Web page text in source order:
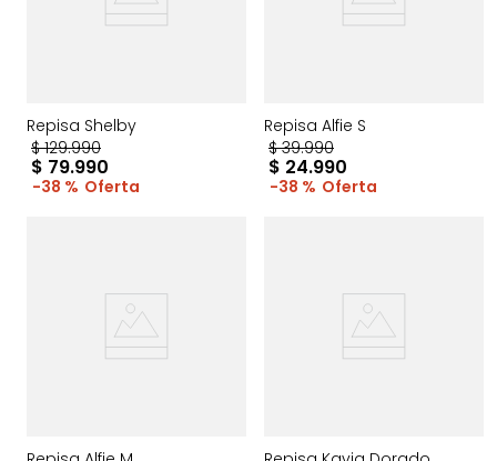
Repisa Shelby
$ 129.990
$ 79.990
38 %
Repisa Alfie S
$ 39.990
$ 24.990
38 %